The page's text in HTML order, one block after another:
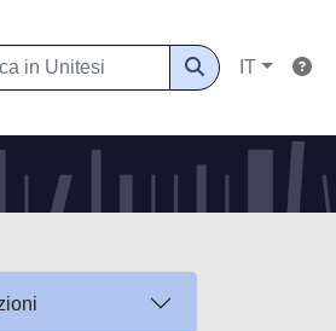
IT